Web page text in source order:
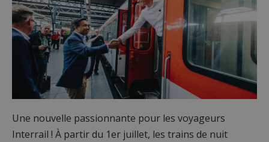
Une nouvelle passionnante pour les voyageurs
Interrail ! À partir du 1er juillet, les trains de nuit